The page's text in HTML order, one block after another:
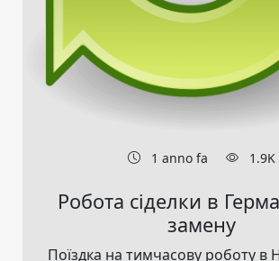
1 anno fa 1.9K
Робота сіделки в
замену
Поїздка на тимчасову роботу в